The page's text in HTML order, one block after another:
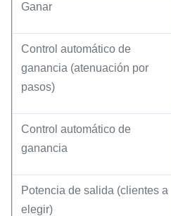
Ganar
Control automático de
ganancia (atenuación por
pasos)
Control automático de
ganancia
Potencia de salida (clientes a
elegir)